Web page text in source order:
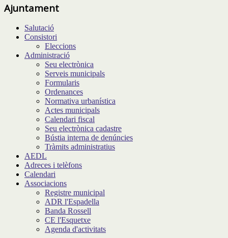
Ajuntament
Salutació
Consistori
Eleccions
Administració
Seu electrònica
Serveis municipals
Formularis
Ordenances
Normativa urbanística
Actes municipals
Calendari fiscal
Seu electrònica cadastre
Bústia interna de denúncies
Tràmits administratius
AEDL
Adreces i telèfons
Calendari
Associacions
Registre municipal
ADR l'Espadella
Banda Rossell
CE l'Esquetxe
Agenda d'activitats